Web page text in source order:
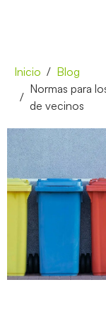
Inicio
Blog
Normas para
de vecinos